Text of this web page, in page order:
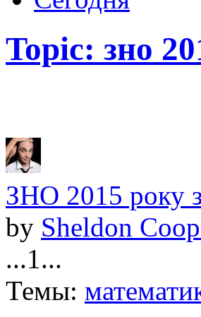
Topic: зно
ЗНО 2015 року
by Sheldon
...1...
Темы: